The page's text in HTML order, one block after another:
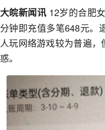
大皖新闻讯 12岁的合肥
分钟即充值多笔648元。
人玩网络游戏较为普遍
惑。